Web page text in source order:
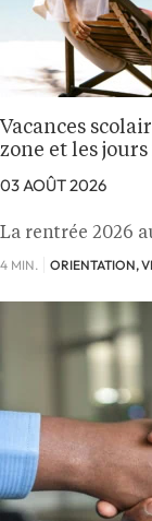
Vacances
zone et les
03 AOÛT 2026
La rentrée 2026
4 MIN. ORIENTATION,